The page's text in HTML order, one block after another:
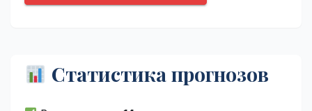
Статистика прогнозов